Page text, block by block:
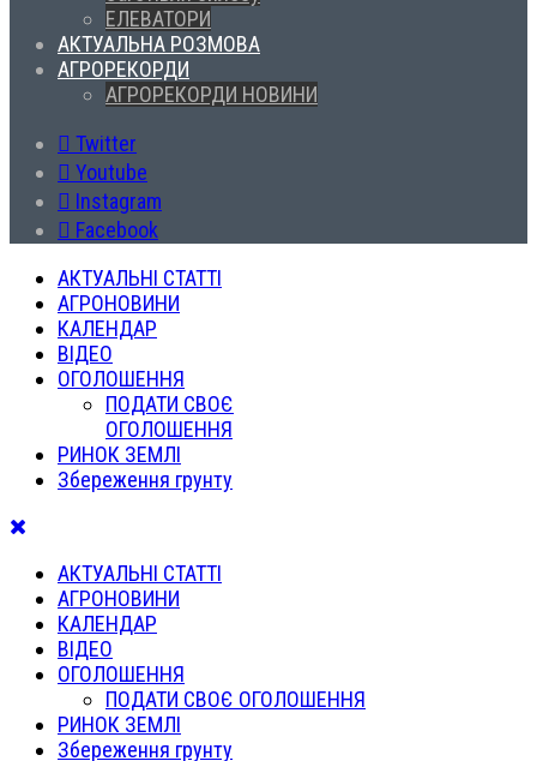
ЕЛЕВАТОРИ
АКТУАЛЬНА РОЗМОВА
АГРОРЕКОРДИ
АГРОРЕКОРДИ НОВИНИ
Twitter
Youtube
Instagram
Facebook
АКТУАЛЬНІ СТАТТІ
АГРОНОВИНИ
КАЛЕНДАР
ВІДЕО
ОГОЛОШЕННЯ
ПОДАТИ СВОЄ
ОГОЛОШЕННЯ
РИНОК ЗЕМЛІ
Збереження грунту
АКТУАЛЬНІ СТАТТІ
АГРОНОВИНИ
КАЛЕНДАР
ВІДЕО
ОГОЛОШЕННЯ
ПОДАТИ СВОЄ ОГОЛОШЕННЯ
РИНОК ЗЕМЛІ
Збереження грунту